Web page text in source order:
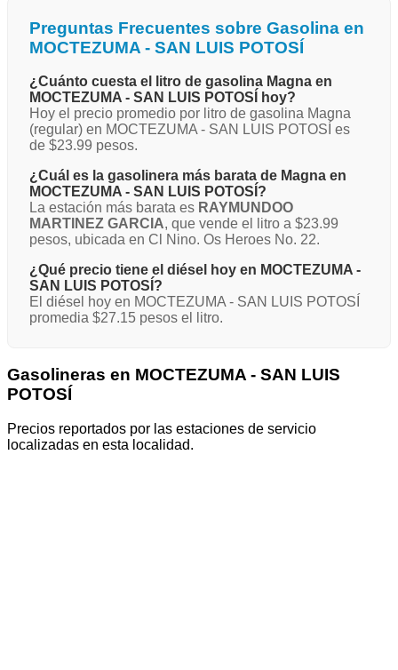
Preguntas Frecuentes sobre Gasolina en
MOCTEZUMA - SAN LUIS POTOSÍ
¿Cuánto cuesta el litro de gasolina Magna en
MOCTEZUMA - SAN LUIS POTOSÍ hoy?
Hoy el precio promedio por litro de gasolina Magna
(regular) en MOCTEZUMA - SAN LUIS POTOSÍ es
de $23.99 pesos.
¿Cuál es la gasolinera más barata de Magna en
MOCTEZUMA - SAN LUIS POTOSÍ?
La estación más barata es RAYMUNDOO
MARTINEZ GARCIA, que vende el litro a $23.99
pesos, ubicada en Cl Nino. Os Heroes No. 22.
¿Qué precio tiene el diésel hoy en MOCTEZUMA -
SAN LUIS POTOSÍ?
El diésel hoy en MOCTEZUMA - SAN LUIS POTOSÍ
promedia $27.15 pesos el litro.
Gasolineras en MOCTEZUMA - SAN LUIS
POTOSÍ
Precios reportados por las estaciones de servicio
localizadas en esta localidad.